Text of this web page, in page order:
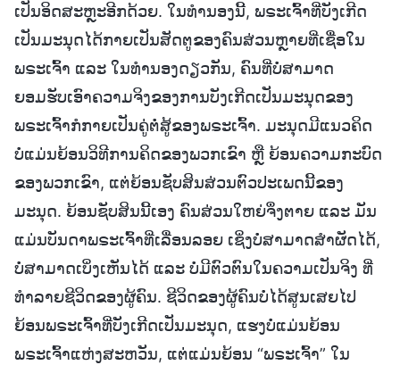
ເປັນອິດສະຫຼະອີກດ້ວຍ. ໃນທຳນອງນີ້, ພຣະເຈົ້າທີ່ບັງເກີດ
ເປັນມະນຸດໄດ້ກາຍເປັນສັດຕູຂອງຄົນສ່ວນຫຼາຍທີ່ເຊື່ອໃນ
ພຣະເຈົ້າ ແລະ ໃນທຳນອງດຽວກັນ, ຄົນທີ່ບໍ່ສາມາດ
ຍອມຮັບເອົາຄວາມຈິງຂອງການບັງເກີດເປັນມະນຸດຂອງ
ພຣະເຈົ້າກໍກາຍເປັນຄູ່ຕໍ່ສູ້ຂອງພຣະເຈົ້າ. ມະນຸດມີແນວຄິດ
ບໍ່ແມ່ນຍ້ອນວິທີການຄິດຂອງພວກເຂົາ ຫຼື ຍ້ອນຄວາມກະບົດ
ຂອງພວກເຂົາ, ແຕ່ຍ້ອນຊັບສິນສ່ວນຕົວປະເພດນີ້ຂອງ
ມະນຸດ. ຍ້ອນຊັບສິນນີ້ເອງ ຄົນສ່ວນໃຫຍ່ຈຶ່ງຕາຍ ແລະ ມັນ
ແມ່ນບັນດາພຣະເຈົ້າທີ່ເລື່ອນລອຍ ເຊິ່ງບໍ່ສາມາດສໍາຜັດໄດ້,
ບໍ່ສາມາດເບິ່ງເຫັນໄດ້ ແລະ ບໍ່ມີຕົວຕົນໃນຄວາມເປັນຈິງ ທີ່
ທໍາລາຍຊີວິດຂອງຜູ້ຄົນ. ຊີວິດຂອງຜູ້ຄົນບໍ່ໄດ້ສູນເສຍໄປ
ຍ້ອນພຣະເຈົ້າທີ່ບັງເກີດເປັນມະນຸດ, ແຮງບໍ່ແມ່ນຍ້ອນ
ພຣະເຈົ້າແຫ່ງສະຫວັນ, ແຕ່ແມ່ນຍ້ອນ “ພຣະເຈົ້າ” ໃນ